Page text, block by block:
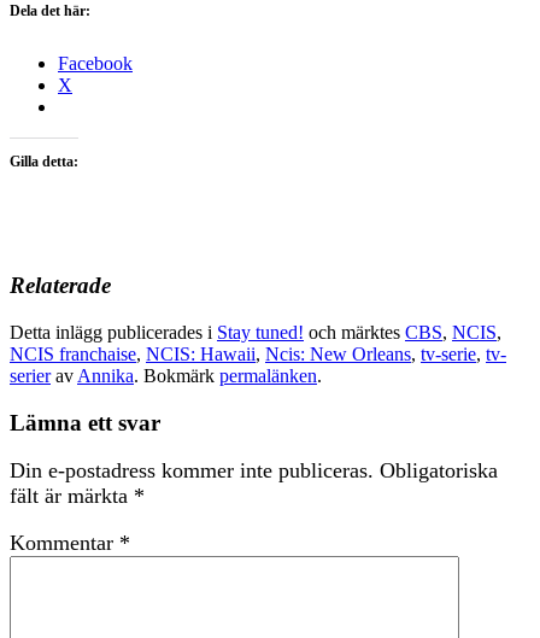
Dela det här:
Facebook
X
Gilla detta:
Relaterade
Detta inlägg publicerades i Stay tuned! och märktes CBS, NCIS,
NCIS franchaise, NCIS: Hawaii, Ncis: New Orleans, tv-serie, tv-
serierav Annika. Bokmärk permalänken.
Lämna ett svar
Din e-postadress kommer inte publiceras. Obligatoriska
fält är märkta *
Kommentar *